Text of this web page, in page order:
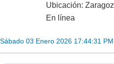
Ubicación:
En línea
Sábado 03 Enero 2026 17:44:31 PM